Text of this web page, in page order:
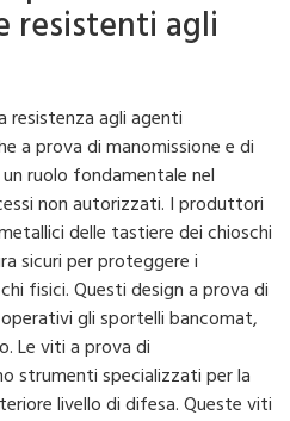
resistenti agli
resistenza agli agenti
a prova di manomissione e di
ruolo fondamentale nel
non autorizzati. I produttori
delle tastiere dei chioschi
sicuri per proteggere i
fisici. Questi design a prova di
gli sportelli bancomat,
Le viti a prova di
strumenti specializzati per la
livello di difesa. Queste viti